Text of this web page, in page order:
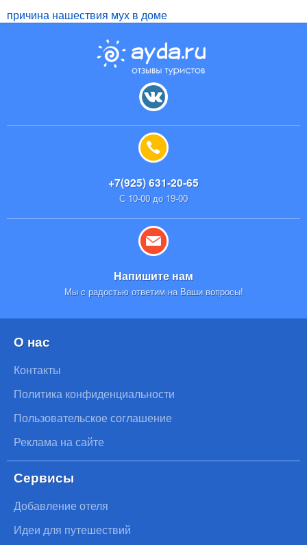
причина нашествия мух в доме
+7(925) 631-20-65
С 10-00 до 19-00
Напишите нам
Мы с радостью ответим на Ваши вопросы!
О нас
Контакты
Политика конфиденциальности
Пользовательское соглашение
Реклама на сайте
Сервисы
Добавление отеля
Идеи для путешествий